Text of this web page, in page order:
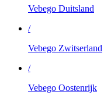
Vebego Duitsland
/
Vebego Zwitserland
/
Vebego Oostenrijk